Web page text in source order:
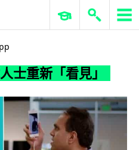
人士重新「看見」
ERP 與商業 AI
士重新「看見」